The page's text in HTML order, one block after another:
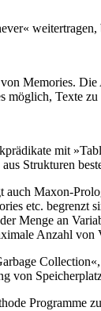
Memories.
Texte
mit
Strukturen
auch Maxon-
etc. begrenzt
Menge an
Anzahl von
von
Programme